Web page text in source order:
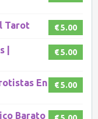
€ 5.00
Tarot
€ 5.00
|
€ 5.00
En
Barato